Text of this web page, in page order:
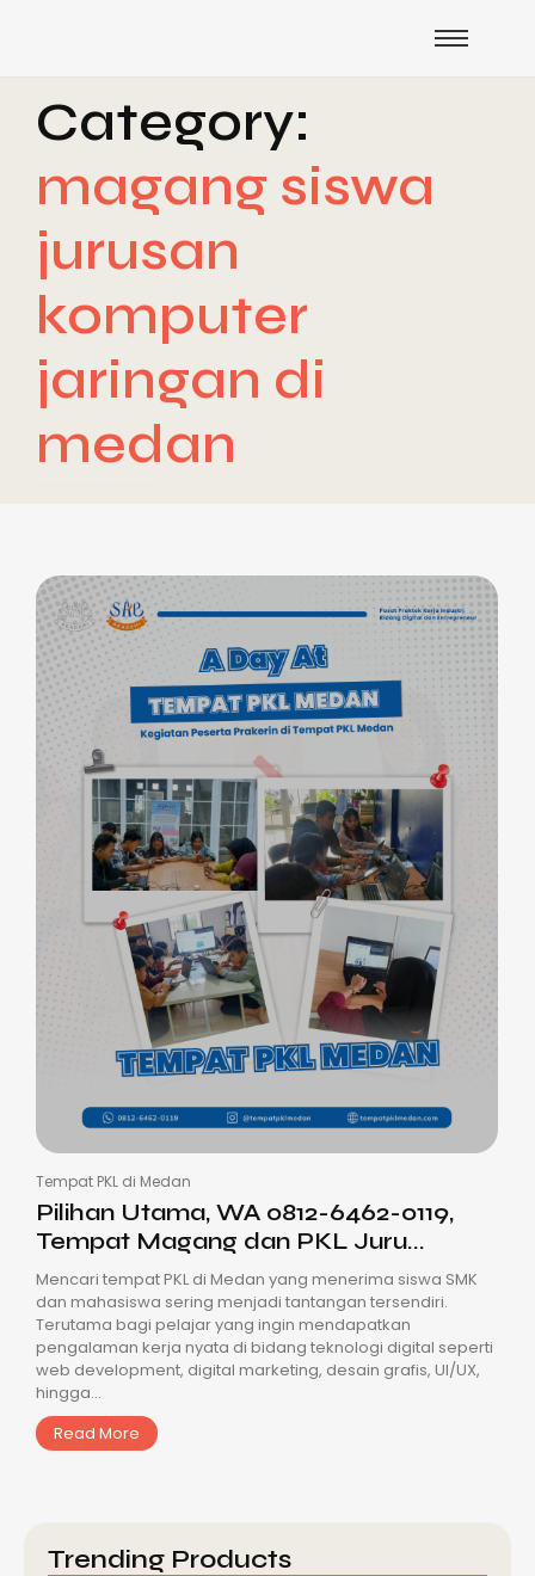
Category:
magang siswa
jurusan
komputer
jaringan di
medan
Tempat PKL di Medan
Pilihan Utama, WA 0812-6462-0119,
Tempat Magang dan PKL Juru...
Mencari tempat PKL di Medan yang menerima siswa SMK
dan mahasiswa sering menjadi tantangan tersendiri.
Terutama bagi pelajar yang ingin mendapatkan
pengalaman kerja nyata di bidang teknologi digital seperti
web development, digital marketing, desain grafis, UI/UX,
hingga...
Read More
Trending Products